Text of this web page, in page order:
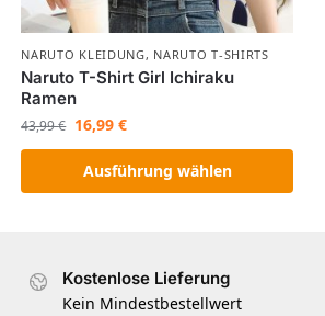
NARUTO KLEIDUNG, NARUTO T-SHIRTS
Naruto T-Shirt Girl Ichiraku
Ramen
43,99€ 16,99€
Ausführung wählen
Kostenlose Lieferung
Kein Mindestbestellwert